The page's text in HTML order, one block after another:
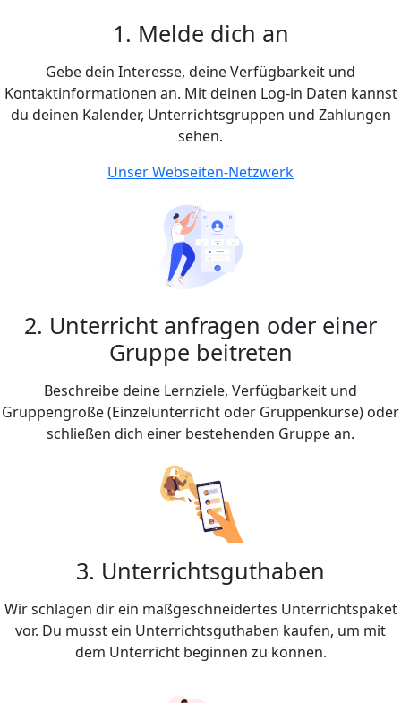
1. Melde dich an
Gebe dein Interesse, deine Verfügbarkeit und
Kontaktinformationen an. Mit deinen Log-in Daten kannst
du deinen Kalender, Unterrichtsgruppen und Zahlungen
sehen.
Unser Webseiten-Netzwerk
2. Unterricht anfragen oder einer
Gruppe beitreten
Beschreibe deine Lernziele, Verfügbarkeit und
Gruppengröße (Einzelunterricht oder Gruppenkurse) oder
schließen dich einer bestehenden Gruppe an.
3. Unterrichtsguthaben
Wir schlagen dir ein maßgeschneidertes Unterrichtspaket
vor. Du musst ein Unterrichtsguthaben kaufen, um mit
dem Unterricht beginnen zu können.